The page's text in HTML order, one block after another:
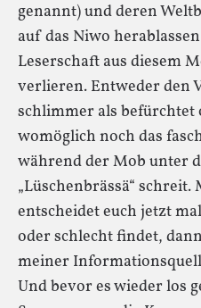
genannt) und deren
auf das Niwo
Leserschaft aus diesem
verlieren. Entweder den
schlimmer als befürchtet
womöglich noch das
während der Mob unter
„Lüschenbrässä“
entscheidet euch jetzt
oder schlecht findet,
meiner
Und bevor es wieder los